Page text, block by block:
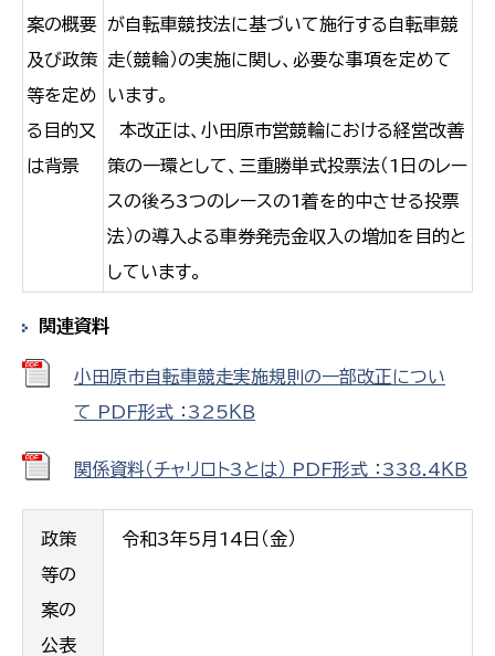
案の概要
及び政策
等を定め
る目的又
は背景
が自転車競技法に基づいて施行する自転車競
走（競輪）の実施に関し、必要な事項を定めて
います。
本改正は、小田原市営競輪における経営改善
策の一環として、三重勝単式投票法（1日のレー
スの後ろ3つのレースの1着を的中させる投票
法）の導入よる車券発売金収入の増加を目的と
しています。
関連資料
小田原市自転車競走実施規則の一部改正につい
て PDF形式 ：325ＫＢ
関係資料（チャリロト3とは） PDF形式 ：338.4ＫＢ
政策
等の
案の
公表
令和3年5月14日（金）